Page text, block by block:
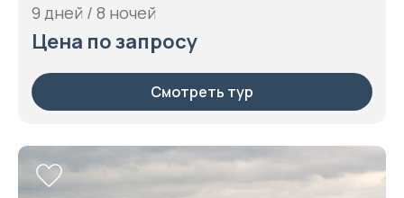
9 дней / 8 ночей
Цена по запросу
Смотреть тур